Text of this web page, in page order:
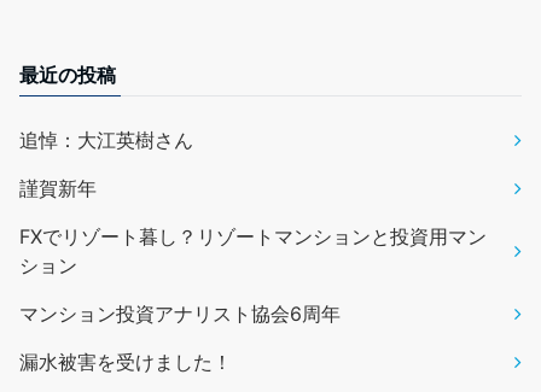
最近の投稿
追悼：大江英樹さん
謹賀新年
FXでリゾート暮し？リゾートマンションと投資用マン
ション
マンション投資アナリスト協会6周年
漏水被害を受けました！